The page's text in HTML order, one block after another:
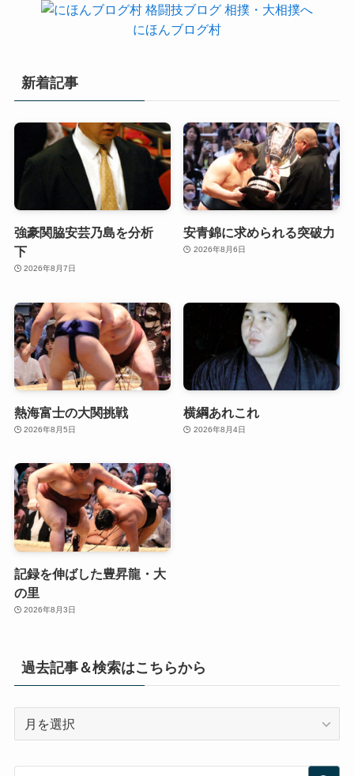
にほんブログ村
新着記事
強豪関脇安芸乃島を分析
下
2026年8月7日
安青錦に求められる突破力
2026年8月6日
熱海富士の大関挑戦
2026年8月5日
横綱あれこれ
2026年8月4日
記録を伸ばした豊昇龍・大
の里
2026年8月3日
過去記事＆検索はこちらから